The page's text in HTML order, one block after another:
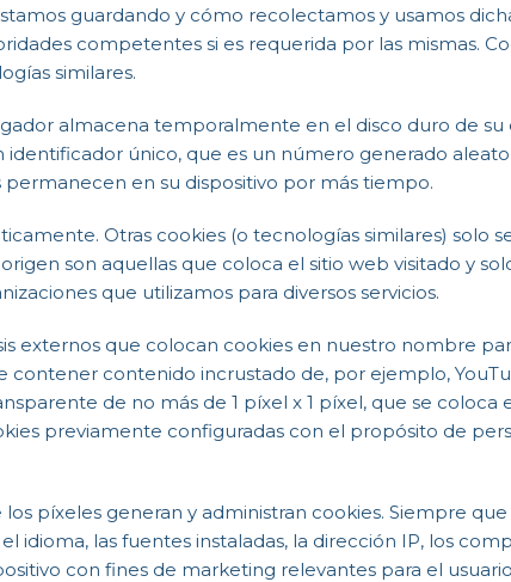
guardando y cómo recolectamos y usamos
competentes si es requerida por las mismas.
similares.
almacena temporalmente en el disco duro de su
único, que es un número generado
en su dispositivo por más tiempo.
Otras cookies (o tecnologías similares) solo
son aquellas que coloca el sitio web visitado y
que utilizamos para diversos servicios.
externos que colocan cookies en nuestro nombre
contener contenido incrustado de, por ejemplo,
de no más de 1 píxel x 1 píxel, que se
previamente configuradas con el propósito de
píxeles generan y administran cookies. Siempre
idioma, las fuentes instaladas, la dirección IP, los
con fines de marketing relevantes para el